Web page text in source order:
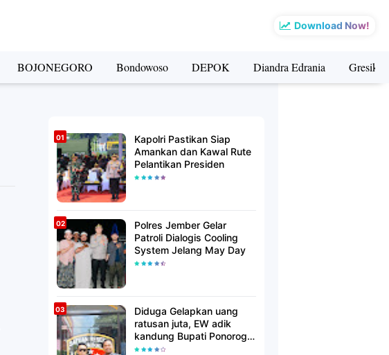
Download Now!
BOJONEGORO Bondowoso DEPOK Diandra Edrania Gresik
Kapolri Pastikan Siap
Amankan dan Kawal Rute
Pelantikan Presiden
Polres Jember Gelar
Patroli Dialogis Cooling
System Jelang May Day
Diduga Gelapkan uang
ratusan juta, EW adik
kandung Bupati Ponorogo
dilaporkan Polisi